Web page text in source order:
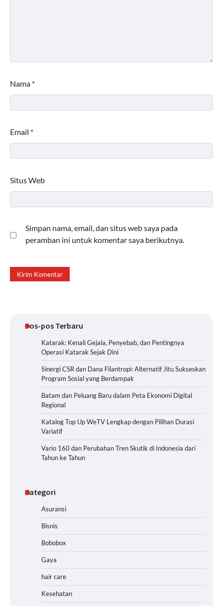
Nama *
Email *
Situs Web
Simpan nama, email, dan situs web saya pada
peramban ini untuk komentar saya berikutnya.
Pos-pos Terbaru
Katarak: Kenali Gejala, Penyebab, dan Pentingnya
Operasi Katarak Sejak Dini
Sinergi CSR dan Dana Filantropi: Alternatif Jitu Sukseskan
Program Sosial yang Berdampak
Batam dan Peluang Baru dalam Peta Ekonomi Digital
Regional
Katalog Top Up WeTV Lengkap dengan Pilihan Durasi
Variatif
Vario 160 dan Perubahan Tren Skutik di Indonesia dari
Tahun ke Tahun
Kategori
Asuransi
Bisnis
Bobobox
Gaya
hair care
Kesehatan